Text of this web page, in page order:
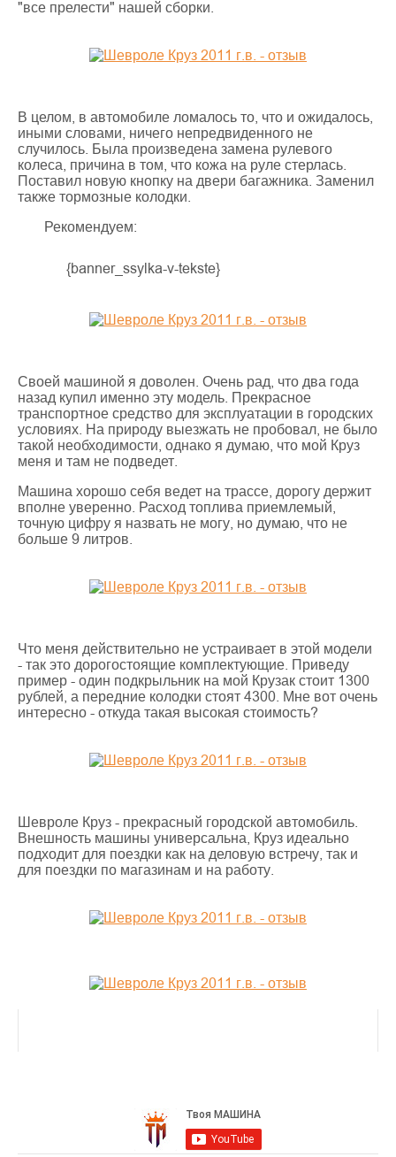
"все прелести" нашей сборки.
В целом, в автомобиле ломалось то, что и ожидалось,
иными словами, ничего непредвиденного не
случилось. Была произведена замена рулевого
колеса, причина в том, что кожа на руле стерлась.
Поставил новую кнопку на двери багажника. Заменил
также тормозные колодки.
Рекомендуем:
{banner_ssylka-v-tekste}
Своей машиной я доволен. Очень рад, что два года
назад купил именно эту модель. Прекрасное
транспортное средство для эксплуатации в городских
условиях. На природу выезжать не пробовал, не было
такой необходимости, однако я думаю, что мой Круз
меня и там не подведет.
Машина хорошо себя ведет на трассе, дорогу держит
вполне уверенно. Расход топлива приемлемый,
точную цифру я назвать не могу, но думаю, что не
больше 9 литров.
Что меня действительно не устраивает в этой модели
- так это дорогостоящие комплектующие. Приведу
пример - один подкрыльник на мой Крузак стоит 1300
рублей, а передние колодки стоят 4300. Мне вот очень
интересно - откуда такая высокая стоимость?
Шевроле Круз - прекрасный городской автомобиль.
Внешность машины универсальна, Круз идеально
подходит для поездки как на деловую встречу, так и
для поездки по магазинам и на работу.